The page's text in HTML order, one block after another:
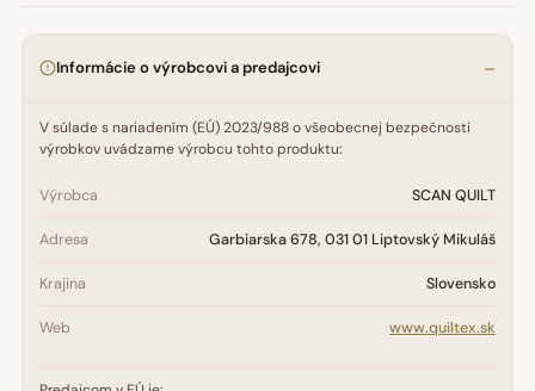
Informácie o výrobcovi a predajcovi
V súlade s nariadením (EÚ) 2023/988 o všeobecnej bezpečnosti
výrobkov uvádzame výrobcu tohto produktu:
Výrobca SCAN QUILT
Adresa Garbiarska 678, 031 01 Liptovský Mikuláš
Krajina Slovensko
Web www.quiltex.sk